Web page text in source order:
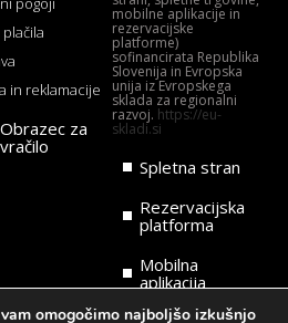
plačila
in reklamacije
Obrazec za
vračilo
mobilne aplikacije in
rezervacijske
platforme)
sofinancirata Republika
Slovenija in Evropska
unija iz Evropskega
sklada za regionalni
razvoj. https://eu-
skladi.si
Spletna stran
Rezervacijska
platforma
Mobilna
aplikacija
omogočimo najboljšo izkušnjo